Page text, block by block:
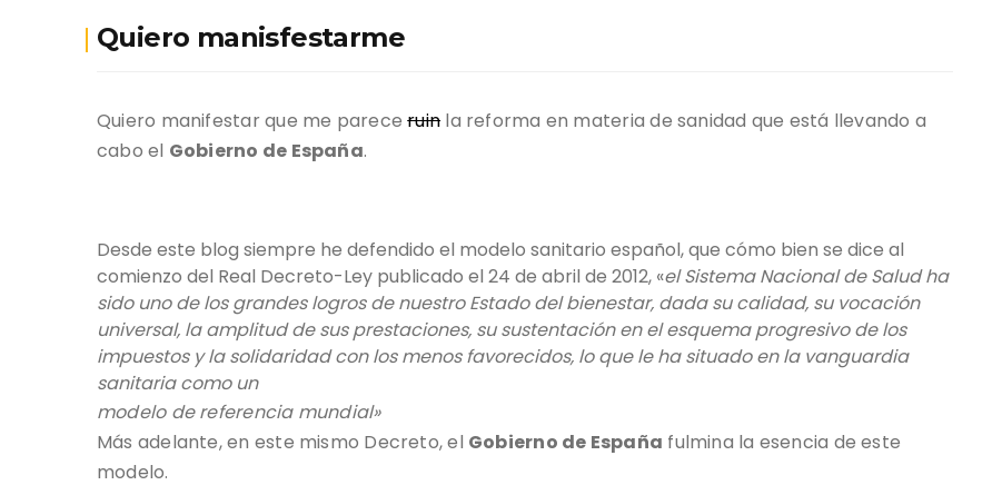
Quiero manisfestarme
Quiero manifestar que me pareceruinla reforma en materia de sanidad que está llevando a
cabo el Gobierno de España.
Desde este blog siempre he defendido el modelo sanitario español, que cómo bien se dice al
comienzo del Real Decreto-Ley publicado el 24 de abril de 2012, «el Sistema Nacional de Salud ha
sido uno de los grandes logros de nuestro Estado del bienestar, dada su calidad, su vocación
universal, la amplitud de susprestaciones, su sustentación en el esquema progresivo de los
impuestos y la solidaridadcon los menos favorecidos, lo que le ha situado en la vanguardia
sanitaria como un
modelo de referencia mundial»
Más adelante, en este mismo Decreto, el Gobierno de España fulmina la esencia de este
modelo.